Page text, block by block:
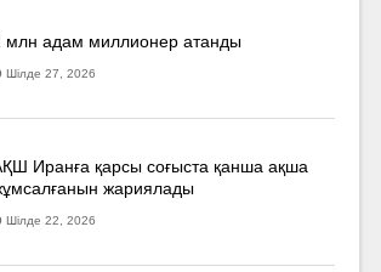
млн адам миллионер атанды
Шілде 27, 2026
Иранға қарсы соғыста қанша ақша
жариялады
Шілде 22, 2026